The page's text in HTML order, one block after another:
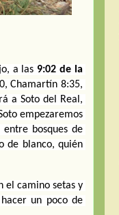
a las 9:02 de la
Chamartín 8:35,
a Soto del Real,
empezaremos
entre bosques de
de blanco, quién
el camino setas y
un poco de